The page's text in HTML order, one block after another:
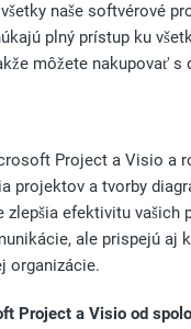
naše softvérové
plný prístup ku
môžete nakupovať s
Project a Visio a
projektov a tvorby
zlepšia efektivitu vašich
ale prispejú aj
organizácie.
Project a Visio od